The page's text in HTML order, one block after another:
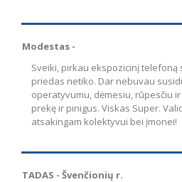
Modestas -
Sveiki, pirkau ekspozicinį telefoną
priedas netiko. Dar nebuvau
operatyvumu, dėmesiu, rūpesčiu
prekę ir pinigus. Viskas Super.
atsakingam kolektyvui bei įmonei!
TADAS - Švenčionių r.